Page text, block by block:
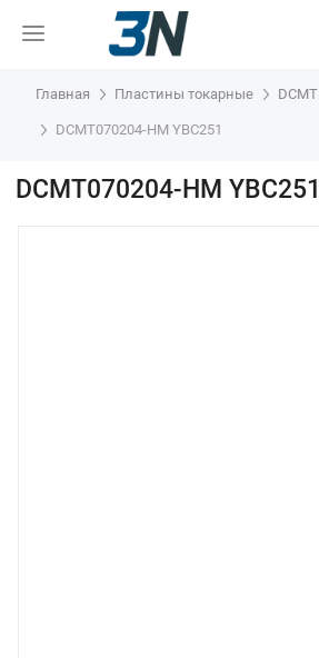
Главная Пластины токарные DCMT
DCMT070204-HM YBC251
DCMT070204-HM YBC251